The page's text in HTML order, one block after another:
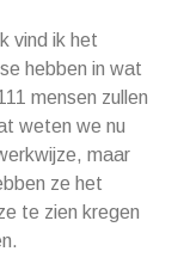
vind ik het
hebben in wat
mensen zullen
weten we nu
maar
ze het
te zien kregen